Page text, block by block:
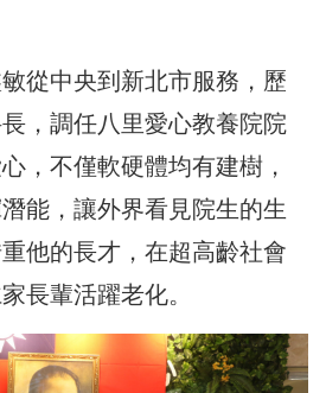
從中央到新北市服務，歷
，調任八里愛心教養院院
，不僅軟硬體均有建樹，
能，讓外界看見院生的生
他的長才，在超高齡社會
長輩活躍老化。